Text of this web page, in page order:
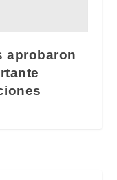
aprobaron